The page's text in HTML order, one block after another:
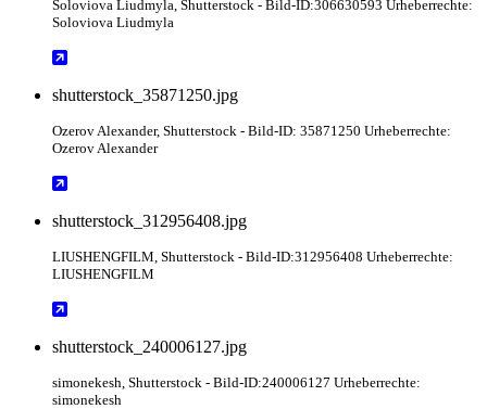
Soloviova Liudmyla , Shutterstock - Bild-ID:306630593 Urheberrechte:
Soloviova Liudmyla
shutterstock_35871250.jpg
Ozerov Alexander, Shutterstock - Bild-ID: 35871250 Urheberrechte:
Ozerov Alexander
shutterstock_312956408.jpg
LIUSHENGFILM , Shutterstock - Bild-ID:312956408 Urheberrechte:
LIUSHENGFILM
shutterstock_240006127.jpg
simonekesh , Shutterstock - Bild-ID:240006127 Urheberrechte:
simonekesh